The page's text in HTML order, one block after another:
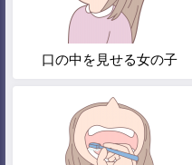
口の中を見せる女の子